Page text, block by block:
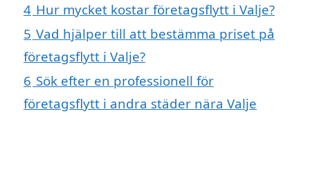
4 Hur mycket kostar företagsflytt i Valje?
5 Vad hjälper till att bestämma priset på
företagsflytt i Valje?
6 Sök efter en professionell för
företagsflytt i andra städer nära Valje